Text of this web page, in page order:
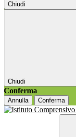
Chiudi
Chiudi
Conferma
Annulla Conferma